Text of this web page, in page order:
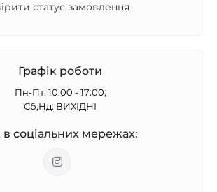
статус замовлення
Графік роботи
Пн-Пт: 10:00 - 17:00;
Сб,Нд: ВИХІДНІ
соціальних мережах: